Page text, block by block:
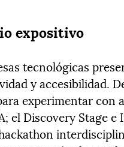
expositivo
tecnológicas
y accesibilidad.
experimentar con
el Discovery Stage